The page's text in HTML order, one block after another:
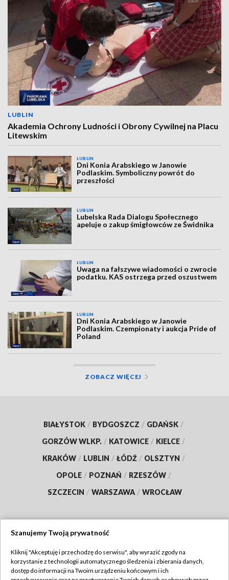
LUBLIN
Akademia Ochrony Ludności i Obrony Cywilnej na Placu
Litewskim
LUBLIN
Dni Konia Arabskiego w Janowie
Podlaskim. Symboliczny powrót do
przeszłości
LUBLIN
Lubelska Rada Dialogu Społecznego
apeluje o zakup śmigłowców ze Świdnika
LUBLIN
Uwaga na fałszywe wiadomości o zwrocie
podatku. KAS ostrzega przed oszustwem
LUBLIN
Dni Konia Arabskiego w Janowie
Podlaskim. Czempionaty i aukcja Pride of
Poland
ZOBACZ WIĘCEJ
BIAŁYSTOK / BYDGOSZCZ / GDAŃSK /
GORZÓW WLKP. / KATOWICE / KIELCE /
KRAKÓW / LUBLIN / ŁÓDŹ / OLSZTYN /
OPOLE / POZNAŃ / RZESZÓW /
SZCZECIN / WARSZAWA / WROCŁAW
TVP
Szanujemy Twoją prywatność
Kliknij "Akceptuję i przechodzę do serwisu", aby wyrazić zgody na
korzystanie z technologii automatycznego śledzenia i zbierania danych,
dostęp do informacji na Twoim urządzeniu końcowym i ich